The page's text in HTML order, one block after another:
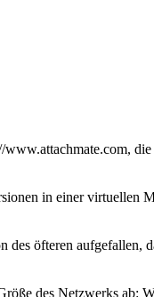
in einer virtuellen
öfteren aufgefallen,
des Netzwerks ab: